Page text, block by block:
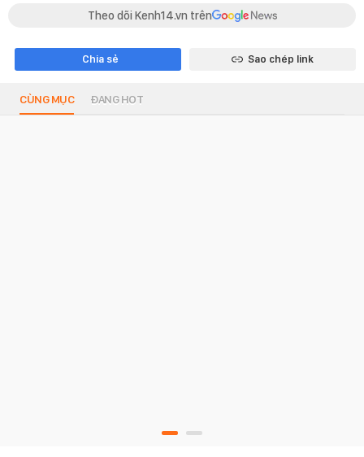
Theo dõi Kenh14.vn trên
Chia sẻ Sao chép link
CÙNG MỤC ĐANG HOT